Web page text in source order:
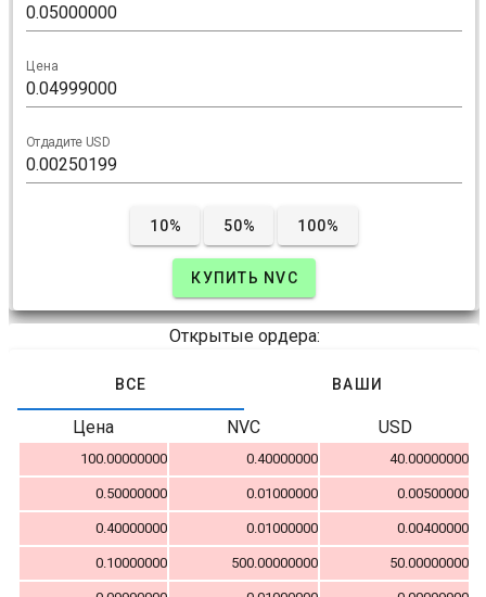
Цена
Отдадите USD
10% 50% 100%
КУПИТЬ NVC
Открытые ордера:
ВСЕ ВАШИ
Цена NVC USD
100.00000000 0.40000000 40.00000000
0.50000000 0.01000000 0.00500000
0.40000000 0.01000000 0.00400000
0.10000000 500.00000000 50.00000000